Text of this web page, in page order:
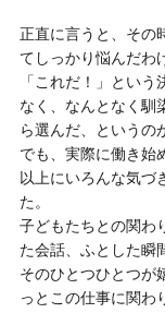
正直に言うと、その
てしっかり悩んだわ
「これだ！」とい
なく、なんとなく馴
ら選んだ、というの
でも、実際に働き始
以上にいろんな気づ
た。
子どもたちとの関わ
た会話、ふとした瞬
そのひとつひとつが
っとこの仕事に関わ